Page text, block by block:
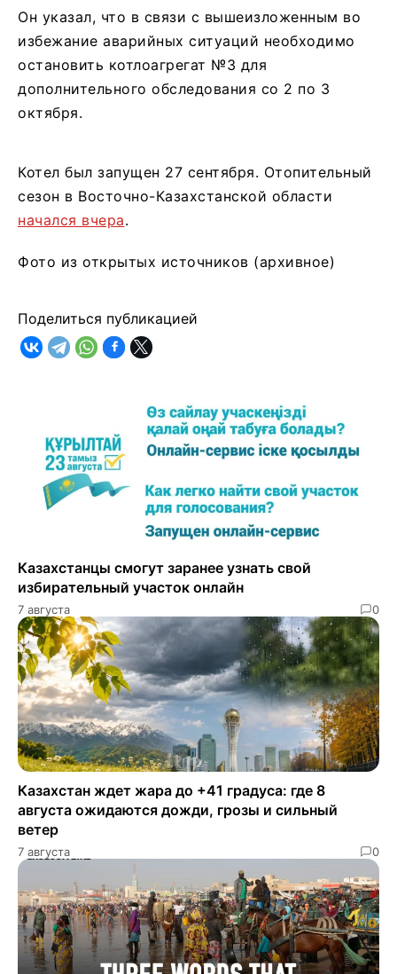
Он указал, что в связи с вышеизложенным во
избежание аварийных ситуаций необходимо
остановить котлоагрегат №3 для
дополнительного обследования со 2 по 3
октября.
Котел был запущен 27 сентября. Отопительный
сезон в Восточно-Казахстанской области
начался вчера.
Фото из открытых источников (архивное)
Поделиться публикацией
Казахстанцы смогут заранее узнать свой
избирательный участок онлайн
7 августа 0
Казахстан ждет жара до +41 градуса: где 8
августа ожидаются дожди, грозы и сильный
ветер
7 августа 0